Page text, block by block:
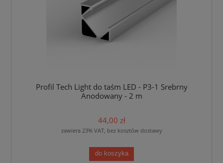
Profil Tech Light do taśm LED - P3-1 Srebrny
Anodowany - 2 m
44,00 zł
zawiera 23% VAT, bez kosztów dostawy
do koszyka